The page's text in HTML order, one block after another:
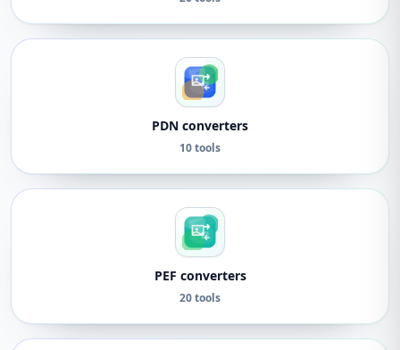
PDN converters
10 tools
PEF converters
20 tools